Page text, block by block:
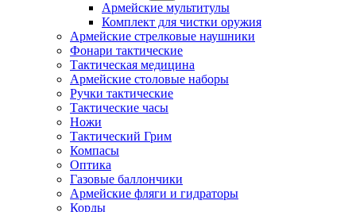
Армейские мультитулы
Комплект для чистки оружия
Армейские стрелковые наушники
Фонари тактические
Тактическая медицина
Армейские столовые наборы
Ручки тактические
Тактические часы
Ножи
Тактический Грим
Компасы
Оптика
Газовые баллончики
Армейские фляги и гидраторы
Корды